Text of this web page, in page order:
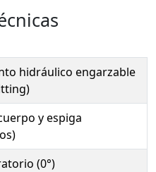
hidráulico engarzable
y espiga
(0°)